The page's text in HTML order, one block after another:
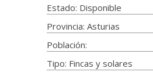
Estado: Disponible
Provincia: Asturias
Población:
Tipo: Fincas y solares